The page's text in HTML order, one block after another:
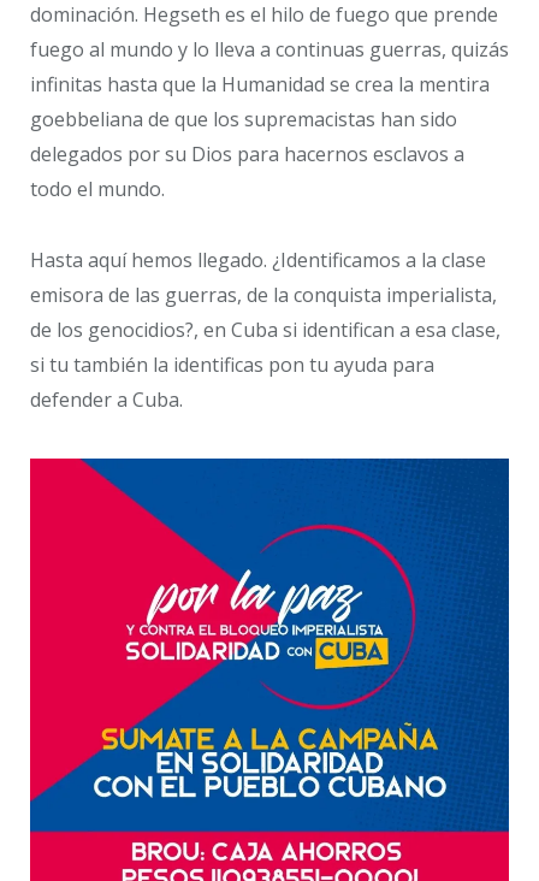
dominación. Hegseth es el hilo de fuego que prende
fuego al mundo y lo lleva a continuas guerras, quizás
infinitas hasta que la Humanidad se crea la mentira
goebbeliana de que los supremacistas han sido
delegados por su Dios para hacernos esclavos a
todo el mundo.
Hasta aquí hemos llegado. ¿Identificamos a la clase
emisora de las guerras, de la conquista imperialista,
de los genocidios?, en Cuba si identifican a esa clase,
si tu también la identificas pon tu ayuda para
defender a Cuba.